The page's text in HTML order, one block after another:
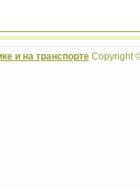
и на транспортеCopyright